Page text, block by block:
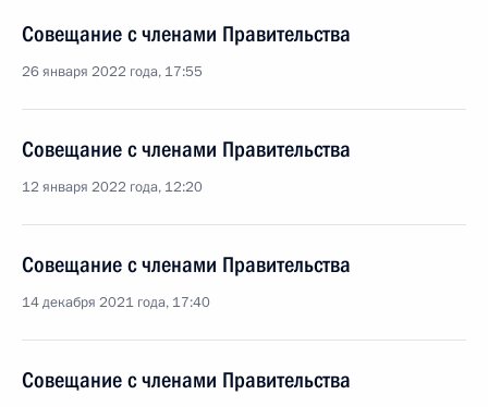
Совещание с членами Правительства
26 января 2022 года, 17:55
Совещание с членами Правительства
12 января 2022 года, 12:20
Совещание с членами Правительства
14 декабря 2021 года, 17:40
Совещание с членами Правительства